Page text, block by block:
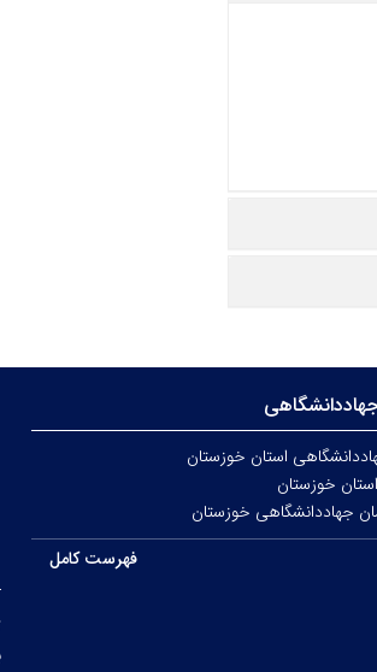
استان خوزستان
خوزستان
جهاددانشگاهی خوزستان
فهرست کامل